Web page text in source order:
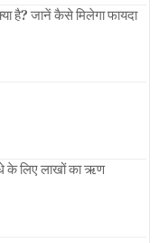
है? जानें कैसे मिलेगा फायदा
के लिए लाखों का ऋण